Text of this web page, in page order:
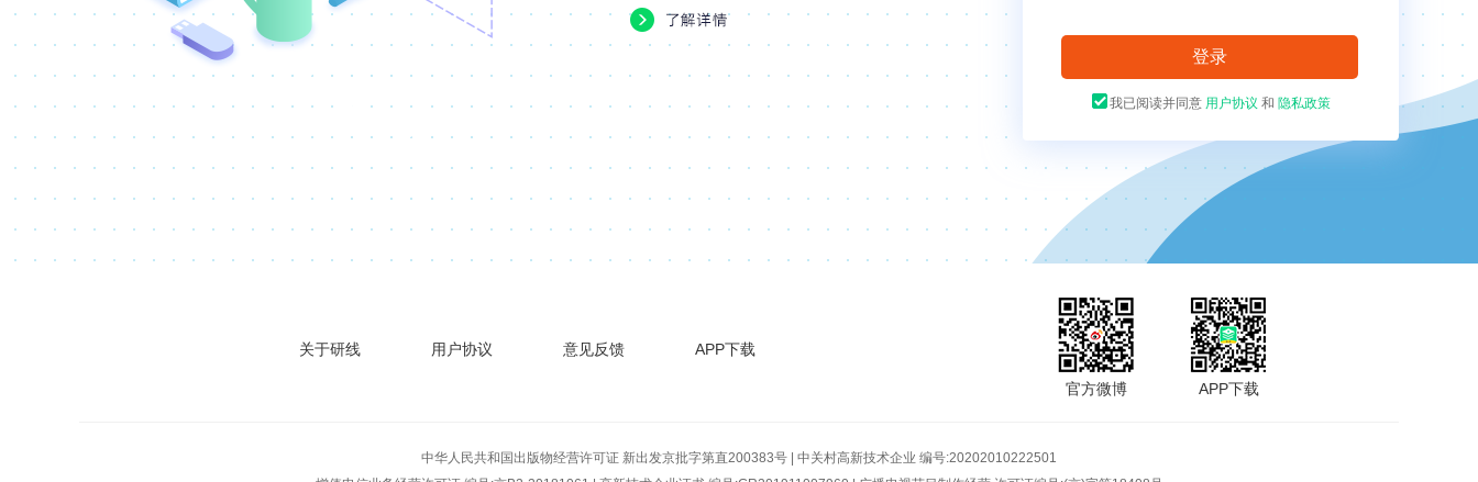
我已阅读并同意 用户协议 和 隐私政策
关于研线 用户协议 意见反馈 APP下载
官方微博 APP下载
中华人民共和国出版物经营许可证 新出发京批字第直200383号
中关村高新技术企业 编号:20202010222501